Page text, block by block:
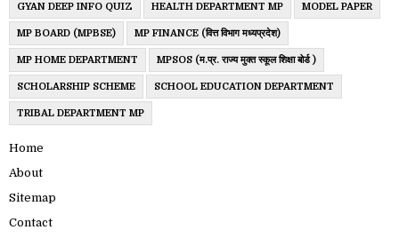
GYAN DEEP INFO QUIZ HEALTH DEPARTMENT MP MODEL PAPER
MP BOARD (MPBSE) MP FINANCE (वित्त विभाग मध्यप्रदेश)
MP HOME DEPARTMENT MPSOS (म.प्र. राज्य मुक्त स्कूल शिक्षा बोर्ड )
SCHOLARSHIP SCHEME SCHOOL EDUCATION DEPARTMENT
TRIBAL DEPARTMENT MP
Home
About
Sitemap
Contact